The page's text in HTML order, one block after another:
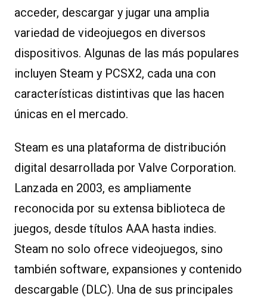
acceder, descargar y jugar una amplia
variedad de videojuegos en diversos
dispositivos. Algunas de las más populares
incluyen Steam y PCSX2, cada una con
características distintivas que las hacen
únicas en el mercado.
Steam es una plataforma de distribución
digital desarrollada por Valve Corporation.
Lanzada en 2003, es ampliamente
reconocida por su extensa biblioteca de
juegos, desde títulos AAA hasta indies.
Steam no solo ofrece videojuegos, sino
también software, expansiones y contenido
descargable (DLC). Una de sus principales